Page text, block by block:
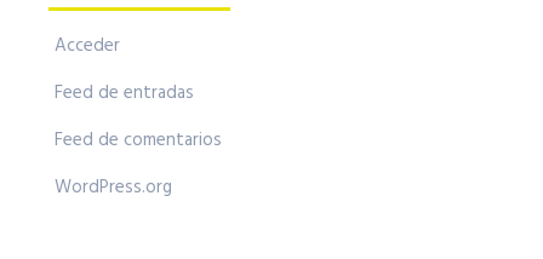
Acceder
Feed de entradas
Feed de comentarios
WordPress.org